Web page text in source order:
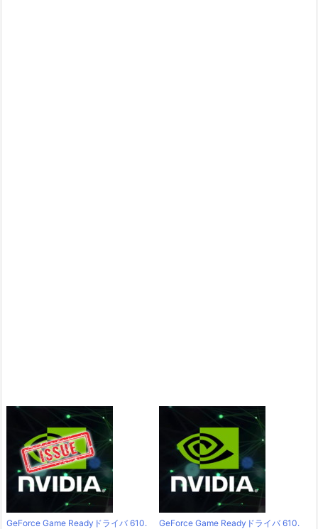
GeForce Game Readyドライバ 610.
GeForce Game Readyドライバ 610.